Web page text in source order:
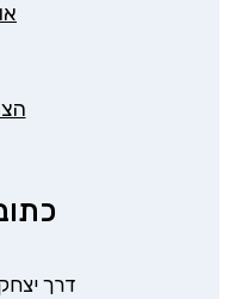
דרך יצחק רבין 1,